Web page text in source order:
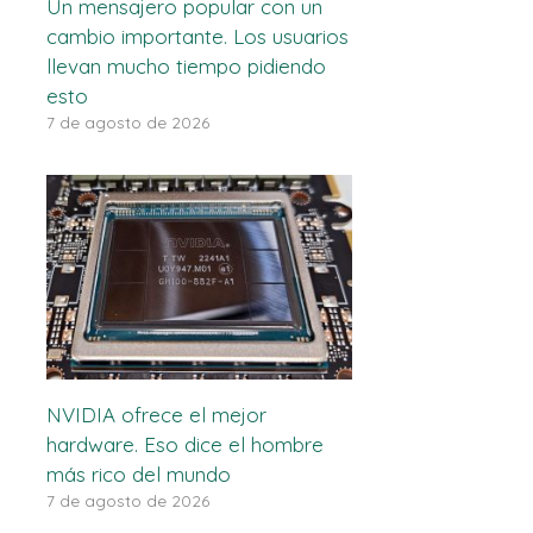
Un mensajero popular con un
cambio importante. Los usuarios
llevan mucho tiempo pidiendo
esto
7 de agosto de 2026
NVIDIA ofrece el mejor
hardware. Eso dice el hombre
más rico del mundo
7 de agosto de 2026